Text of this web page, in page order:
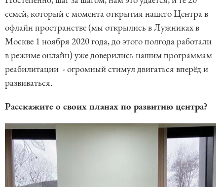
семей, который с момента открытия нашего Центра в
офлайн пространстве (мы открылись в Лужниках в
Москве 1 ноября 2020 года, до этого полгода работали
в режиме онлайн) уже доверились нашим программам
реабилитации - огромный стимул двигаться вперёд и
развиваться.
Расскажите о своих планах по развитию центра?